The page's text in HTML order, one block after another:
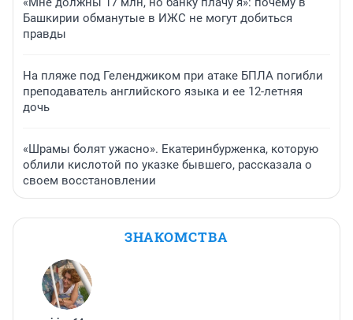
Башкирии обманутые в ИЖС не могут добиться
правды
На пляже под Геленджиком при атаке БПЛА погибли
преподаватель английского языка и ее 12-летняя
дочь
«Шрамы болят ужасно». Екатеринбурженка, которую
облили кислотой по указке бывшего, рассказала о
своем восстановлении
ЗНАКОМСТВА